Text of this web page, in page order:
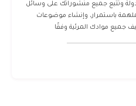
وتتبع جميع منشوراتك على وسائل
باستمرار، وإنشاء موضوعات
جميع موادك المرئية وفقًا